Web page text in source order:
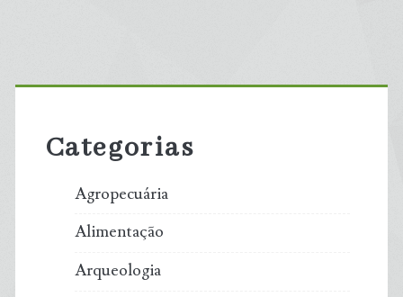
Primary
Sidebar
Categorias
Agropecuária
Alimentação
Arqueologia